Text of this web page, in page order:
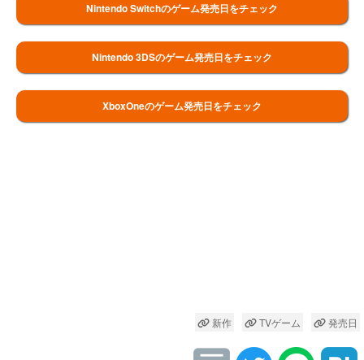
Nintendo Switchのゲーム発売日をチェック
Nintendo 3DSのゲーム発売日をチェック
XboxOneのゲーム発売日をチェック
新作 TVゲーム 発売日